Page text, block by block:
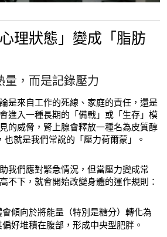
理狀態」變成「脂肪
量，而是記錄壓力
是來自工作的死線、家庭的責任，還是
進入一種長期的「備戰」或「生存」模
的威脅，腎上腺會釋放一種名為皮質醇
也就是我們常說的「壓力荷爾蒙」。
我們應對緊急情況，但當壓力變成常
不下，就會開始改變身體的運作規則：
會傾向於將能量（特別是糖分）轉化為
好堆積在腹部，形成中央型肥胖。